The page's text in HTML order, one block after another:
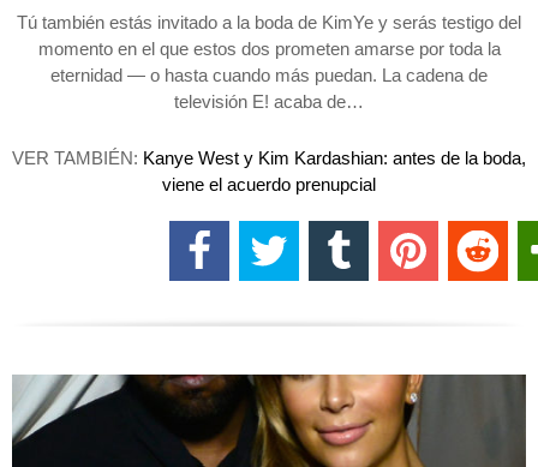
Tú también estás invitado a la boda de KimYe y serás testigo del
momento en el que estos dos prometen amarse por toda la
eternidad — o hasta cuando más puedan. La cadena de
televisión E! acaba de…
VER TAMBIÉN: Kanye West y Kim Kardashian: antes de la boda,
viene el acuerdo prenupcial